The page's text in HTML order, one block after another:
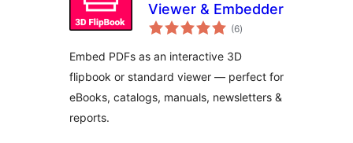
Viewer & Embedder
(6общий
рейтинг
)
Embed PDFs as an interactive 3D
flipbook or standard viewer — perfect for
eBooks, catalogs, manuals, newsletters &
reports.